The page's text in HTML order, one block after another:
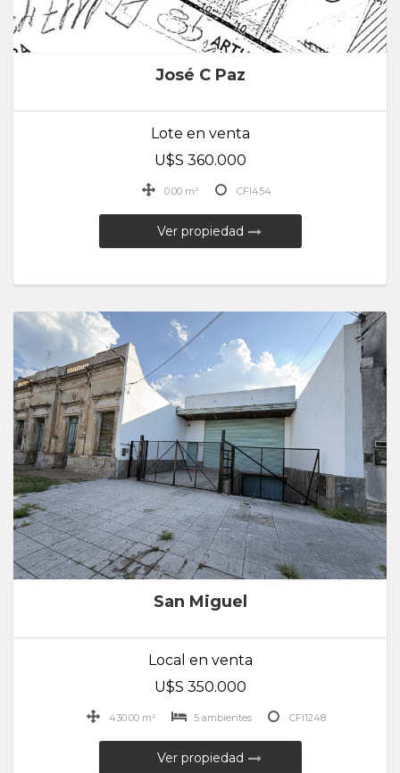
José C Paz
Lote en venta
U$S 360.000
0.00 m² CFI454
Ver propiedad
San Miguel
Local en venta
U$S 350.000
430.00 m² 5 ambientes CFI1248
Ver propiedad